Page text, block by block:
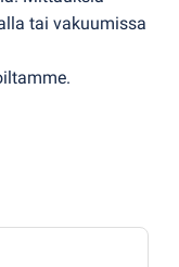
tai vakuumissa